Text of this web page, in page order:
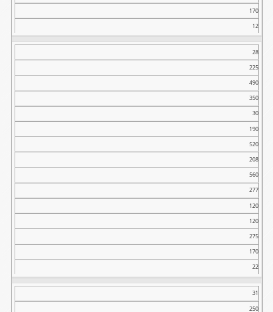
170
12
28
225
490
350
30
190
520
208
560
277
120
120
275
170
22
31
250